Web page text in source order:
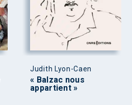
Judith Lyon-Caen
« Balzac nous
appartient »